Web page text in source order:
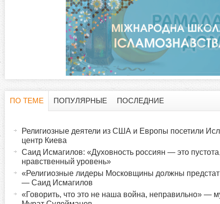
ПО ТЕМЕ
ПОПУЛЯРНЫЕ ПОСЛЕДНИЕ
Религиозные деятели из США и Европы посетили
центр Киева
Саид Исмагилов: «Духовность россиян — это
нравственный уровень»
«Религиозные лидеры Московщины должны
— Саид Исмагилов
«Говорить, что это не наша война, неправильно»